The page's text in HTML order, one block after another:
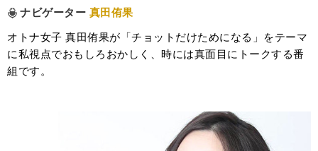
ナビゲーター 真田侑果
オトナ女子 真田侑果が「チョットだけためになる」をテーマ
に私視点でおもしろおかしく、時には真面目にトークする番
組です。